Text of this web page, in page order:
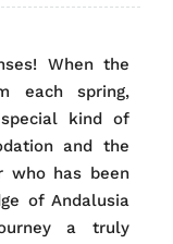
When the
each spring,
kind of
and the
who has been
of Andalusia
a truly